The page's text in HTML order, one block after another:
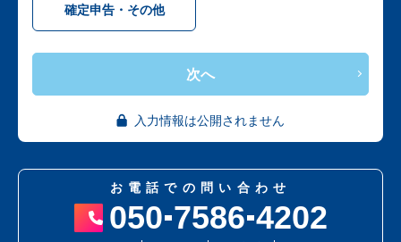
確定申告・その他
次へ
入力情報は公開されません
お電話での問い合わせ
050 7586 4202